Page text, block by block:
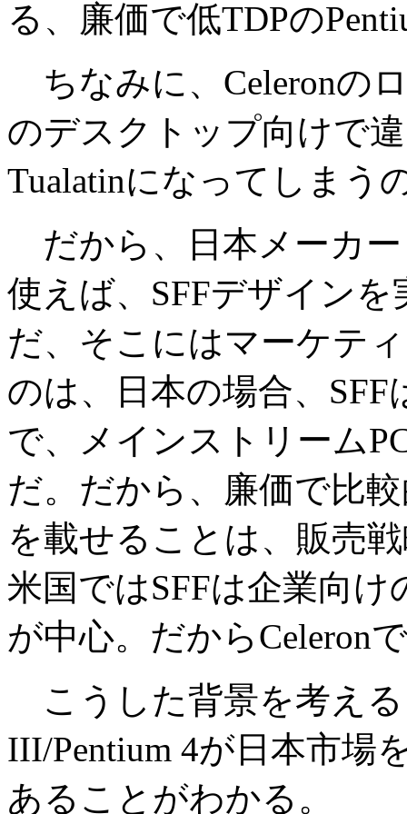
る、廉価で低TDPの
ちなみに、Celeronの
のデスクトップ向けで
Tualatinになってしまう
だから、日本メーカー
使えば、SFFデザイン
だ、そこにはマーケテ
のは、日本の場合、
で、メインストリーム
だ。だから、廉価で比
を載せることは、販売
米国ではSFFは企業向
が中心。だからCeleron
こうした背景を考える
III/Pentium 4が日本市場
あることがわかる。